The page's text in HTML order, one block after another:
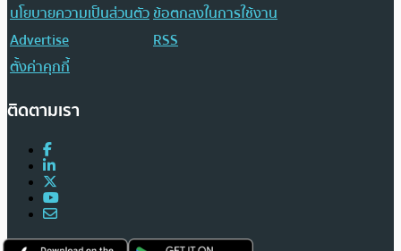
นโยบายความเป็นส่วนตัวข้อตกลงในการใช้งาน
Advertise
RSS
ตั้งค่าคุกกี้
ติดตามเรา